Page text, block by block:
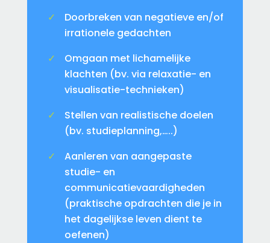
Doorbreken van negatieve en/of
irrationele gedachten
Omgaan met lichamelijke
klachten (bv. via relaxatie- en
visualisatie-technieken)
Stellen van realistische doelen
(bv. studieplanning,…..)
Aanleren van aangepaste
studie- en
communicatievaardigheden
(praktische opdrachten die je in
het dagelijkse leven dient te
oefenen)